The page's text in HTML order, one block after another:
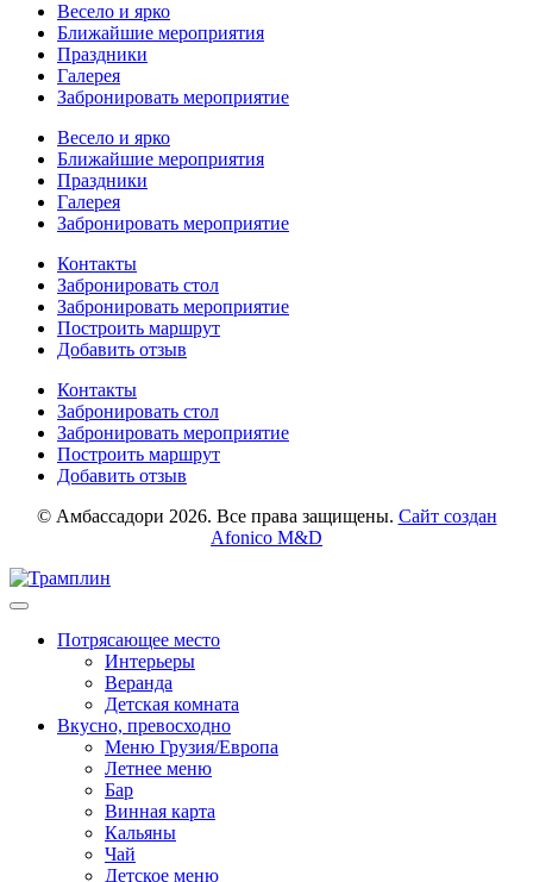
Весело и ярко
Ближайшие мероприятия
Праздники
Галерея
Забронировать мероприятие
Весело и ярко
Ближайшие мероприятия
Праздники
Галерея
Забронировать мероприятие
Контакты
Забронировать стол
Забронировать мероприятие
Построить маршрут
Добавить отзыв
Контакты
Забронировать стол
Забронировать мероприятие
Построить маршрут
Добавить отзыв
© Амбассадори 2026. Все права защищены. Сайт создан
Afonico M&D
Потрясающее место
Интерьеры
Веранда
Детская комната
Вкусно, превосходно
Меню Грузия/Европа
Летнее меню
Бар
Винная карта
Кальяны
Чай
Детское меню